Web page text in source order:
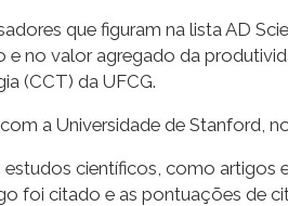
que figuram na lista AD
no valor agregado da
(CCT) da UFCG.
a Universidade de Stanford,
científicos, como artigos
foi citado e as pontuações de